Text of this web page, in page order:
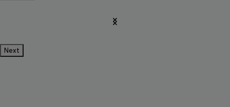
Next